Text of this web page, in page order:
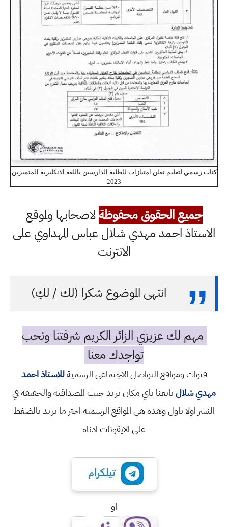
كتاب رسمي لتعليم تعلن امتيازات للطلبة الدارسين باللغة الانكليزية المتميزين
2023
جميع الحقوق محفوظةلاصحابها ولموقع
الاستاذ احمد مهدي شلال عباس المهداوي على
الانترنت
انتهى الموضوع شكرا (لك / لكِ)
مهم لك عزيزي الزائر الكريم شرفتنا ونحب
تواجدك معنا
قنوات ومواقع التواصل الاجتماعي الرسميةللاستاذ احمد
مهدي شلالتابعنا باي مكان تريد حيث المصداقية والحقيقة في
النشر اولا باول وهذه هي المواقع الرسمية اختر ما تريد بالضغط
على الايقونات ادناه
او